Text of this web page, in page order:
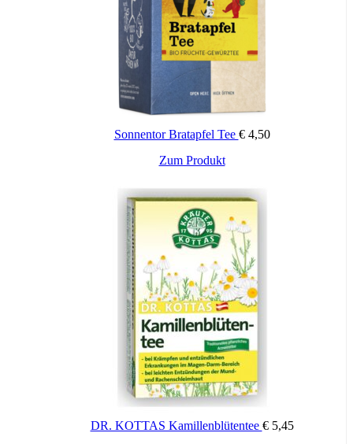
Sonnentor Bratapfel Tee €4,50
Zum Produkt
DR. KOTTAS Kamillenblütentee €5,45